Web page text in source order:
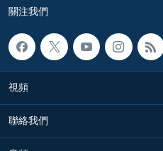
關注我們
視頻
聯絡我們